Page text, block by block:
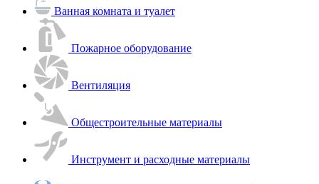
Ванная комната и туалет
Пожарное оборудование
Вентиляция
Общестроительные материалы
Инструмент и расходные материалы